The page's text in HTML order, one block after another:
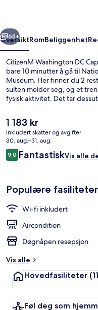
Neste
65+
OversiktRomBeliggenhet
CitizenM Washington DC
bare 10 minutter å gå til
Museum. Her finner du 2
sulten melder seg, og et
fysisk aktivitet. Det tar
beliggenheten på grunn av
ikke er langt å gå til
L'Enfant Plaza Station og 6
Den
nåværende
prisen
er
1 183 kr
1 183 kr
inkludert skatter og avgifter
30. aug.–31. aug.
Anmeldelser
9,09,0 av 10 –
FantastiskVis alle
Populære fasiliteter
Wi-fi inkludert
Aircondition
Døgnåpen resepsjon
Vis alle
Hovedfasiliteter
Føl deg som